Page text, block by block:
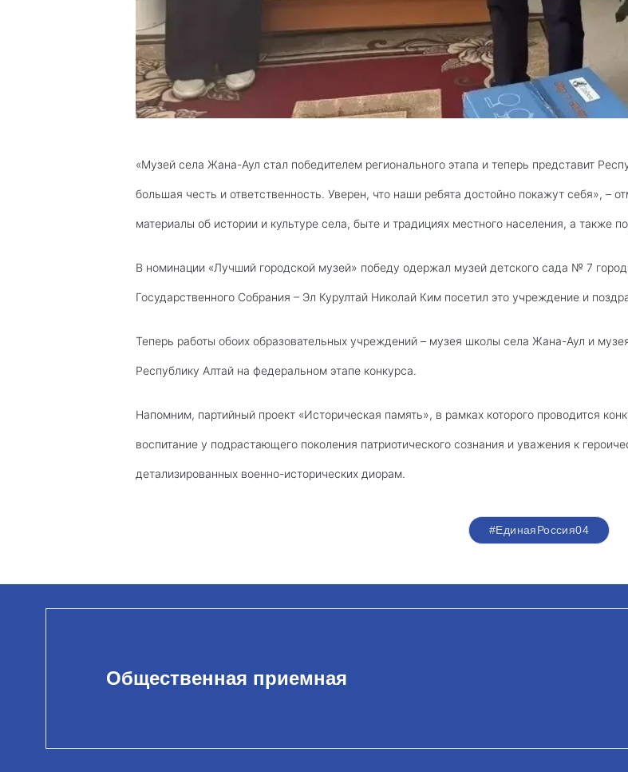
«Музей села Жана-Аул стал победителем регионального этапа и теперь представит
большая честь и ответственность. Уверен, что наши ребята достойно покажут себя», –
материалы об истории и культуре села, быте и традициях местного населения, а также
В номинации «Лучший городской музей» победу одержал музей детского сада № 7
Государственного Собрания – Эл Курултай Николай Ким посетил это учреждение и
Теперь работы обоих образовательных учреждений – музея школы села Жана-Аул и
Республику Алтай на федеральном этапе конкурса.
Напомним, партийный проект «Историческая память», в рамках которого проводится
воспитание у подрастающего поколения патриотического сознания и уважения к
детализированных военно-исторических диорам.
#ЕдинаяРоссия04
Общественная приемная